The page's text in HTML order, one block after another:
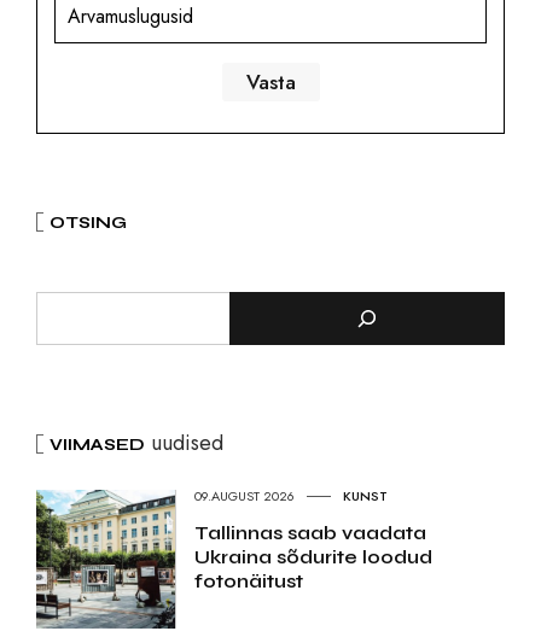
Arvamuslugusid
OTSING
VIIMASED uudised
09.AUGUST 2026 KUNST
Tallinnas saab vaadata
Ukraina sõdurite loodud
fotonäitust